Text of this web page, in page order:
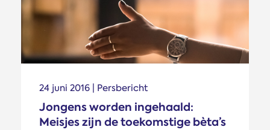
24 juni 2016 | Persbericht
Jongens worden ingehaald:
Meisjes zijn de toe­komstige bèta’s